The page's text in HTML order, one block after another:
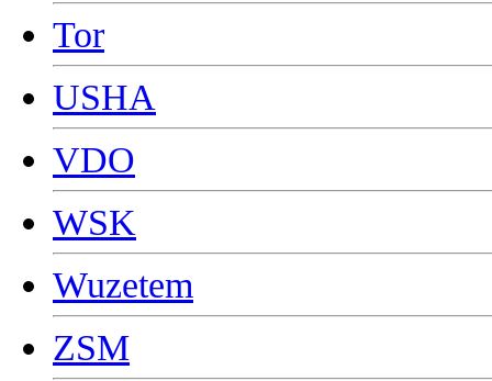
Tor
USHA
VDO
WSK
Wuzetem
ZSM